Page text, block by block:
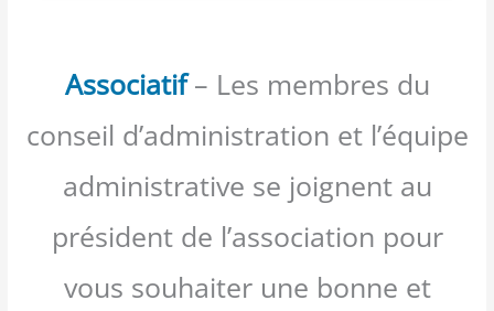
Associatif– Les membres du
conseil d’administration et l’équipe
administrative se joignent au
président de l’association pour
vous souhaiter une bonne et